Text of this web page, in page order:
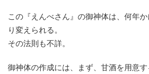
この『えんべさん』の御神体は、何年
り変えられる。
その法則も不詳。
御神体の作成には、まず、甘酒を用意す